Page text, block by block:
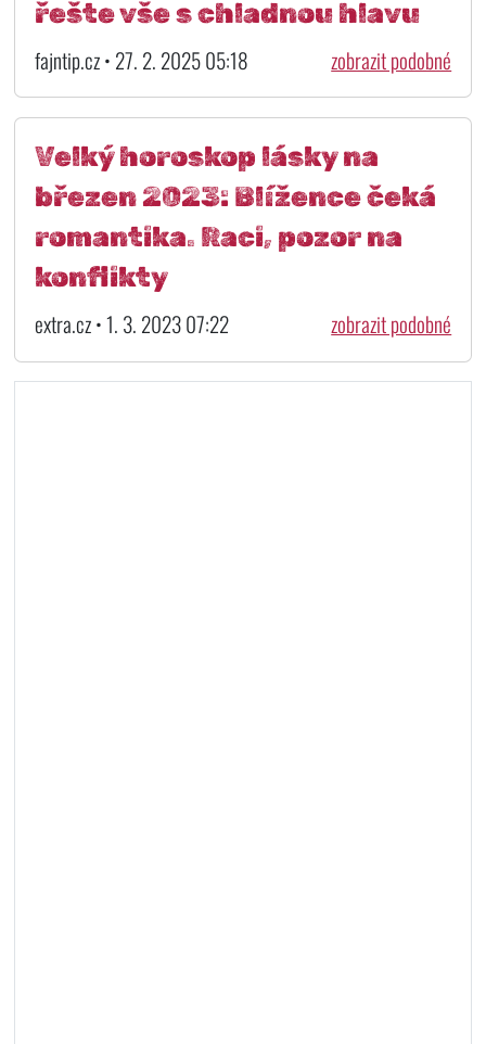
řešte vše s chladnou hlavu
fajntip.cz • 27. 2. 2025 05:18 zobrazit podobné
Velký horoskop lásky na
březen 2023: Blížence čeká
romantika. Raci, pozor na
konflikty
extra.cz • 1. 3. 2023 07:22 zobrazit podobné